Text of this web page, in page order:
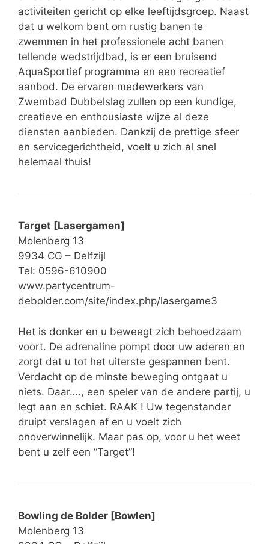
activiteiten gericht op elke leeftijdsgroep. Naast
dat u welkom bent om rustig banen te
zwemmen in het professionele acht banen
tellende wedstrijdbad, is er een bruisend
AquaSportief programma en een recreatief
aanbod. De ervaren medewerkers van
Zwembad Dubbelslag zullen op een kundige,
creatieve en enthousiaste wijze al deze
diensten aanbieden. Dankzij de prettige sfeer
en servicegerichtheid, voelt u zich al snel
helemaal thuis!
Target [Lasergamen]
Molenberg 13
9934 CG – Delfzijl
Tel: 0596-610900
www.partycentrum-
debolder.com/site/index.php/lasergame3
Het is donker en u beweegt zich behoedzaam
voort. De adrenaline pompt door uw aderen en
zorgt dat u tot het uiterste gespannen bent.
Verdacht op de minste beweging ontgaat u
niets. Daar…., een speler van de andere partij, u
legt aan en schiet. RAAK ! Uw tegenstander
druipt verslagen af en u voelt zich
onoverwinnelijk. Maar pas op, voor u het weet
bent u zelf een “Target”!
Bowling de Bolder [Bowlen]
Molenberg 13